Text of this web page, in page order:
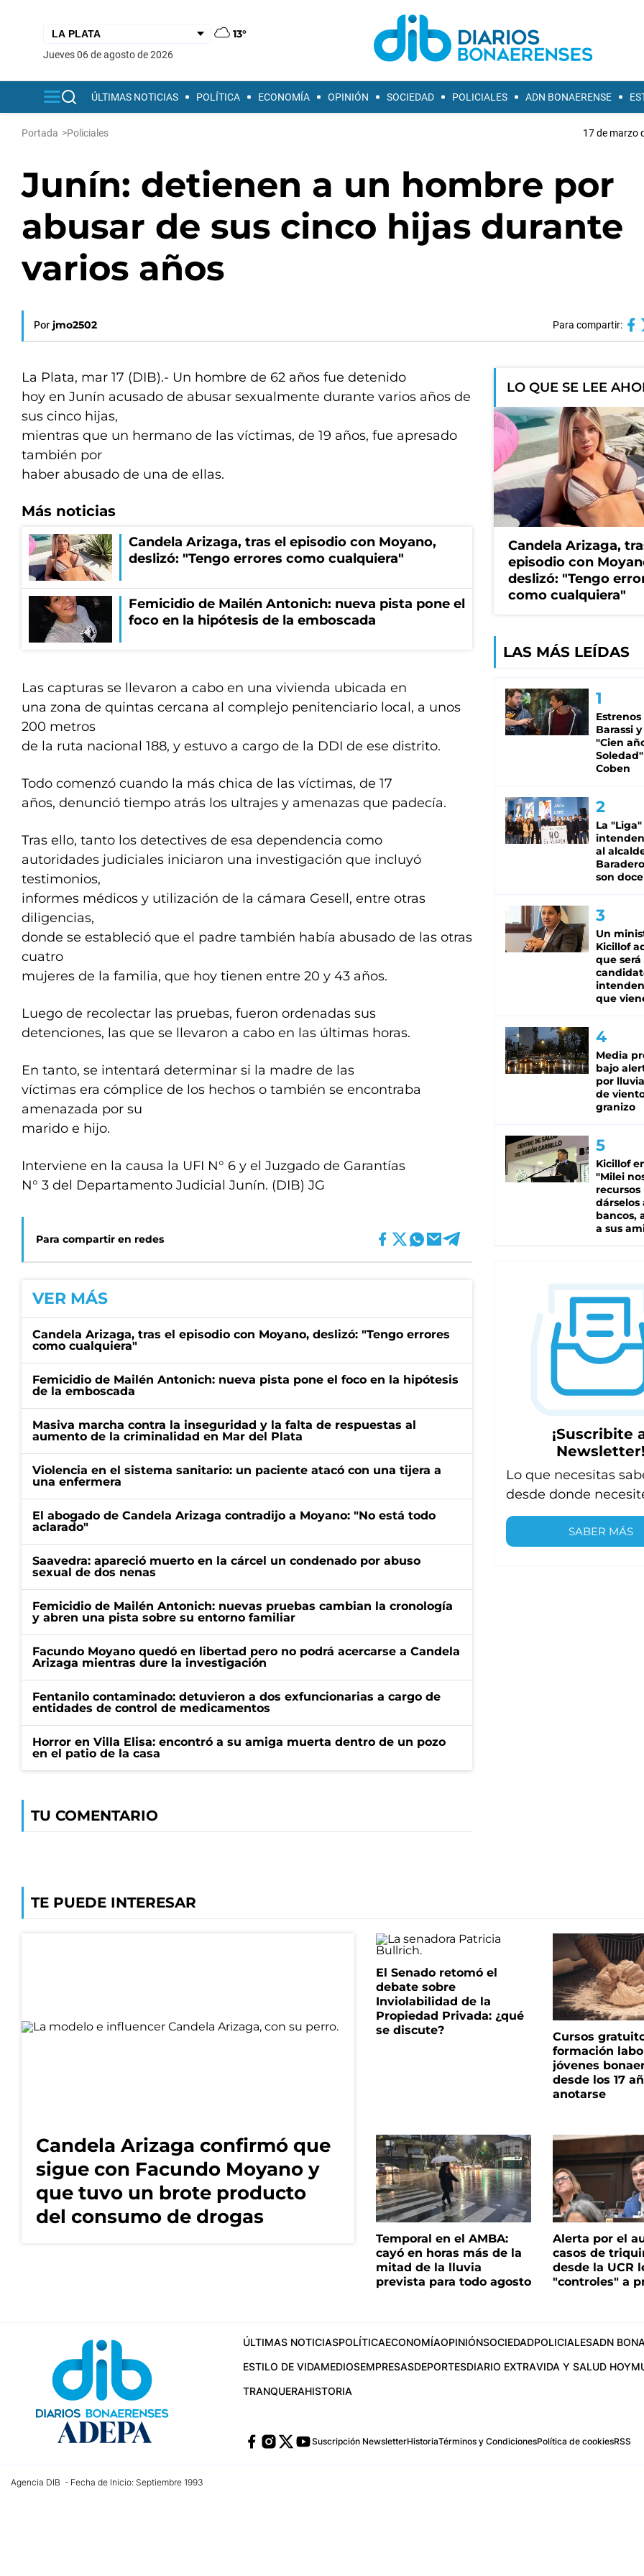
13°
jueves 06 de agosto de 2026
ÚLTIMAS NOTICIAS POLÍTICA ECONOMÍA OPINIÓN SOCIEDAD POLICIALES ADN BONAERENSE
Portada >Policiales 17 de marzo
Junín: detienen a un hombre por
abusar de sus cinco hijas durante
varios años
Por jmo2502 Para compartir:
La Plata, mar 17 (DIB).- Un hombre de 62 años fue detenido
hoy en Junín acusado de abusar sexualmente durante varios años de
sus cinco hijas,
mientras que un hermano de las víctimas, de 19 años, fue apresado
también por
haber abusado de una de ellas.
Más noticias
Candela Arizaga, tras el episodio con Moyano,
deslizó: "Tengo errores como cualquiera"
Femicidio de Mailén Antonich: nueva pista pone el
foco en la hipótesis de la emboscada
Las capturas se llevaron a cabo en una vivienda ubicada en
una zona de quintas cercana al complejo penitenciario local, a unos
200 metros
de la ruta nacional 188, y estuvo a cargo de la DDI de ese distrito.
Todo comenzó cuando la más chica de las víctimas, de 17
años, denunció tiempo atrás los ultrajes y amenazas que padecía.
Tras ello, tanto los detectives de esa dependencia como
autoridades judiciales iniciaron una investigación que incluyó
testimonios,
informes médicos y utilización de la cámara Gesell, entre otras
diligencias,
donde se estableció que el padre también había abusado de las otras
cuatro
mujeres de la familia, que hoy tienen entre 20 y 43 años.
Luego de recolectar las pruebas, fueron ordenadas sus
detenciones, las que se llevaron a cabo en las últimas horas.
En tanto, se intentará determinar si la madre de las
víctimas era cómplice de los hechos o también se encontraba
amenazada por su
marido e hijo.
Interviene en la causa la UFI N° 6 y el Juzgado de Garantías
N° 3 del Departamento Judicial Junín. (DIB) JG
Para compartir en redes
VER MÁS
Candela Arizaga, tras el episodio con Moyano, deslizó: "Tengo errores
como cualquiera"
Femicidio de Mailén Antonich: nueva pista pone el foco en la hipótesis
de la emboscada
Masiva marcha contra la inseguridad y la falta de respuestas al
aumento de la criminalidad en Mar del Plata
Violencia en el sistema sanitario: un paciente atacó con una tijera a
una enfermera
El abogado de Candela Arizaga contradijo a Moyano: "No está todo
aclarado"
Saavedra: apareció muerto en la cárcel un condenado por abuso
sexual de dos nenas
Femicidio de Mailén Antonich: nuevas pruebas cambian la cronología
y abren una pista sobre su entorno familiar
Facundo Moyano quedó en libertad pero no podrá acercarse a Candela
Arizaga mientras dure la investigación
Fentanilo contaminado: detuvieron a dos exfuncionarias a cargo de
entidades de control de medicamentos
Horror en Villa Elisa: encontró a su amiga muerta dentro de un pozo
en el patio de la casa
TU COMENTARIO
LO QUE SE LEE
Candela Arizaga,
episodio con
deslizó: "Tengo
como cualquiera"
LAS MÁS LEÍDAS
Estrenos
Barassi
"Cien
Coben
La
al
son doce
Un
Kicillof
que será
que
Media
bajo
por
de
granizo
Kicillof
"Milei
recursos
dárselos
bancos,
a sus
¡Suscribite
Newsletter!
Lo que necesitas
desde donde
SABER MÁS
TE PUEDE INTERESAR
Candela Arizaga confirmó que
sigue con Facundo Moyano y
que tuvo un brote producto
del consumo de drogas
El Senado retomó el
debate sobre
Inviolabilidad de la
Propiedad Privada: ¿qué
se discute?
Cursos
formación
jóvenes
desde los 17
anotarse
Temporal en el AMBA:
cayó en horas más de la
mitad de la lluvia
prevista para todo agosto
Alerta por el
casos de
desde la UCR
"controles" a
ÚLTIMAS NOTICIASPOLÍTICAECONOMÍAOPINIÓNSOCIEDADPOLICIALESADN
ESTILO DE VIDAMEDIOSEMPRESASDEPORTESDIARIO EXTRAVIDA Y SALUD HOY
TRANQUERAHISTORIA
Suscripción NewsletterHistoriaTérminos y CondicionesPolítica de cookiesRSS
Agencia DIB - Fecha de Inicio: Septiembre 1993